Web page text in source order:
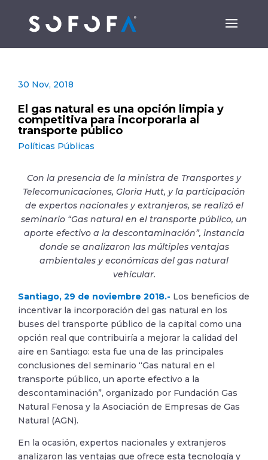
30 Nov, 2018
El gas natural es una opción limpia y
competitiva para incorporarla al
transporte público
Políticas Públicas
Con la presencia de la ministra de Transportes y
Telecomunicaciones, Gloria Hutt, y la participación
de expertos nacionales y extranjeros, se realizó el
seminario “Gas natural en el transporte público, un
aporte efectivo a la descontaminación”, instancia
donde se analizaron las múltiples ventajas
ambientales y económicas del gas natural
vehicular.
Santiago, 29 de noviembre 2018.- Los beneficios de
incentivar la incorporación del gas natural en los
buses del transporte público de la capital como una
opción real que contribuiría a mejorar la calidad del
aire en Santiago: esta fue una de las principales
conclusiones del seminario “Gas natural en el
transporte público, un aporte efectivo a la
descontaminación”, organizado por Fundación Gas
Natural Fenosa y la Asociación de Empresas de Gas
Natural (AGN).
En la ocasión, expertos nacionales y extranjeros
analizaron las ventajas que ofrece esta tecnología y